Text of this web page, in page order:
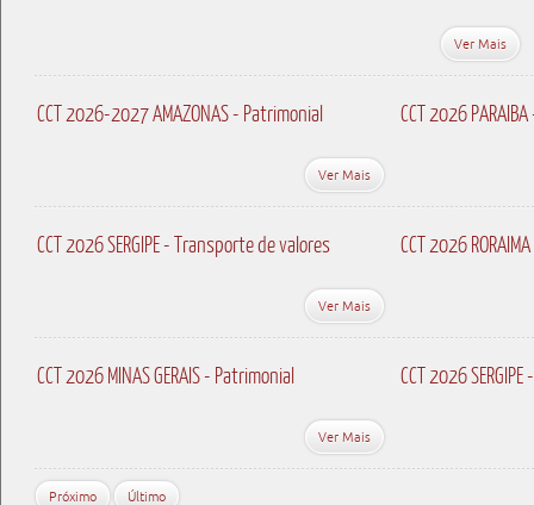
Ver Mais
CCT 2026-2027 AMAZONAS - Patrimonial
Ver Mais
CCT 2026
CCT 2026 SERGIPE - Transporte de valores
Ver Mais
CCT 2026
CCT 2026 MINAS GERAIS - Patrimonial
Ver Mais
CCT 2026
Próximo Último